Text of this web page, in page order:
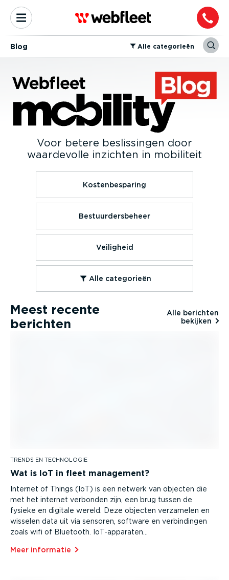
Blog ⁠Alle categorieën
Voor betere beslissingen door
waardevolle inzichten in mobiliteit
Kostenbesparing
Bestuurdersbeheer
Veiligheid
Alle categorieën
Meest recente
berichten
Alle berichten
bekijken
TRENDS EN TECHNOLOGIE
Wat is IoT in fleet management?
Internet of Things (IoT) is een netwerk van objecten die
met het internet verbonden zijn, een brug tussen de
fysieke en digitale wereld. Deze objecten verzamelen en
wisselen data uit via sensoren, software en verbindingen
zoals wifi of Bluetooth. IoT-apparaten…
Meer informatie